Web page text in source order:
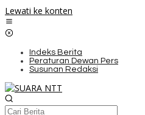
Lewati ke konten
Indeks Berita
Peraturan Dewan Pers
Susunan Redaksi